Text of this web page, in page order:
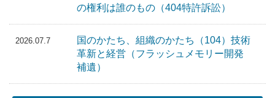
の権利は誰のもの（404特許訴訟）
2026.07.7
国のかたち、組織のかたち（104）技術
革新と経営（フラッシュメモリー開発
補遺）